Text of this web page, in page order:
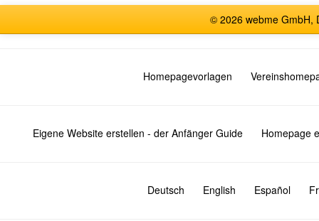
© 2026 webme GmbH,
Homepagevorlagen
Eigene Website erstellen - der Anfänger Guide Homepage
Deutsch English Español